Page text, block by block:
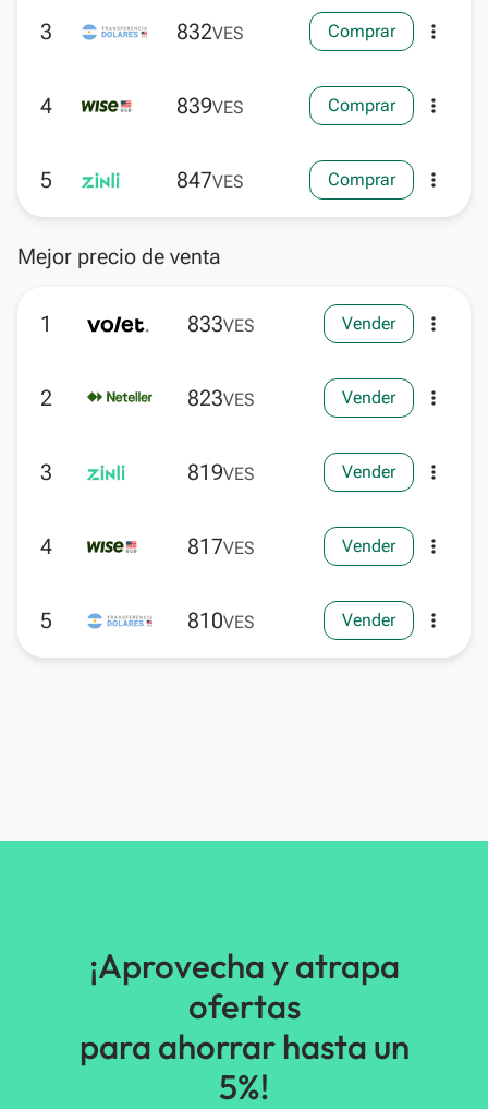
3 832VES Comprar more_vert
4 839VES Comprar more_vert
5 847VES Comprar more_vert
Mejor precio de venta
1 833VES Vender more_vert
2 823VES Vender more_vert
3 819VES Vender more_vert
4 817VES Vender more_vert
5 810VES Vender more_vert
¡Aprovecha y atrapa
ofertas
para ahorrar hasta un
5%!